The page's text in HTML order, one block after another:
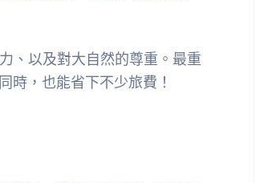
、以及對大自然的尊重。最重
時，也能省下不少旅費！